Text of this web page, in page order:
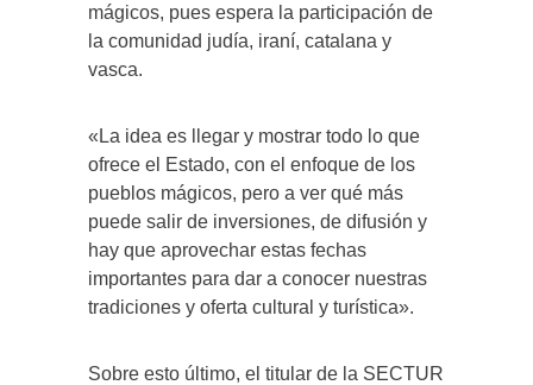
mágicos, pues espera la participación de
la comunidad judía, iraní, catalana y
vasca.
«La idea es llegar y mostrar todo lo que
ofrece el Estado, con el enfoque de los
pueblos mágicos, pero a ver qué más
puede salir de inversiones, de difusión y
hay que aprovechar estas fechas
importantes para dar a conocer nuestras
tradiciones y oferta cultural y turística».
Sobre esto último, el titular de la SECTUR